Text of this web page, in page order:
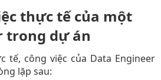
thực tế của một
trong dự án
tế, công việc của Data Engineer
lặp sau: